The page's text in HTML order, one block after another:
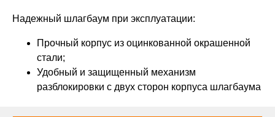
Надежный шлагбаум при эксплуатации:
Прочный корпус из оцинкованной окрашенной
стали;
Удобный и защищенный механизм
разблокировки с двух сторон корпуса шлагбаума